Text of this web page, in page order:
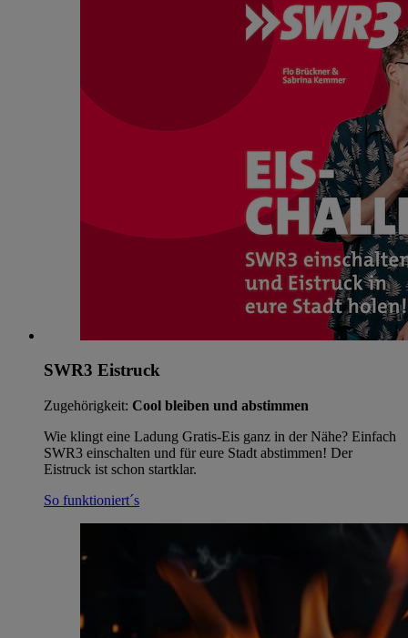
SWR3 Eistruck
Zugehörigkeit: Cool bleiben und abstimmen
Wie klingt eine Ladung Gratis-Eis ganz in der Nähe? Einfach
SWR3 einschalten und für eure Stadt abstimmen! Der
Eistruck ist schon startklar.
So funktioniert´s